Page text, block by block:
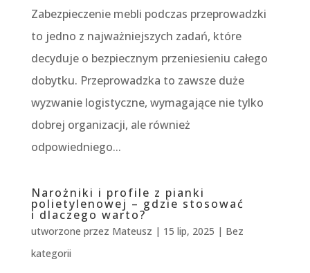
Zabezpieczenie mebli podczas przeprowadzki
to jedno z najważniejszych zadań, które
decyduje o bezpiecznym przeniesieniu całego
dobytku. Przeprowadzka to zawsze duże
wyzwanie logistyczne, wymagające nie tylko
dobrej organizacji, ale również
odpowiedniego...
Narożniki i profile z pianki
polietylenowej – gdzie stosować
i dlaczego warto?
utworzone przez Mateusz | 15 lip, 2025 | Bez
kategorii